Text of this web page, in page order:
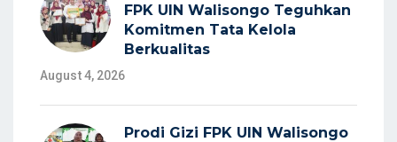
FPK UIN Walisongo Teguhkan
Komitmen Tata Kelola
Berkualitas
August 4, 2026
Prodi Gizi FPK UIN Walisongo